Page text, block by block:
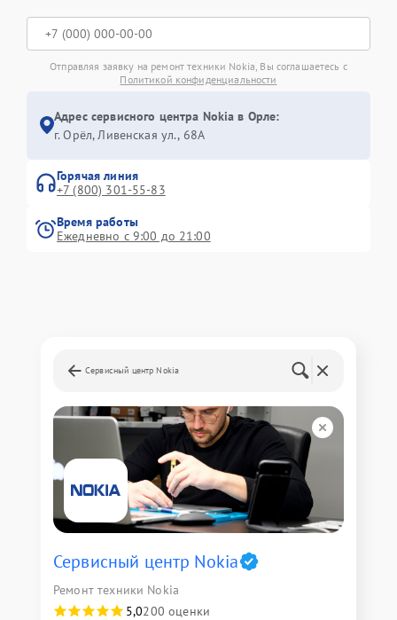
Отправляя заявку на ремонт техники Nokia, Вы соглашаетесь с
Политикой конфиденциальности
Адрес сервисного центра Nokia в Орле:
г. Орёл, Ливенская ул., 68А
Горячая линия
+7 (800) 301-55-83
Время работы
Ежедневно с 9:00 до 21:00
Сервисный центр Nokia
Сервисный центр Nokia
Ремонт техники Nokia
5,0200 оценки